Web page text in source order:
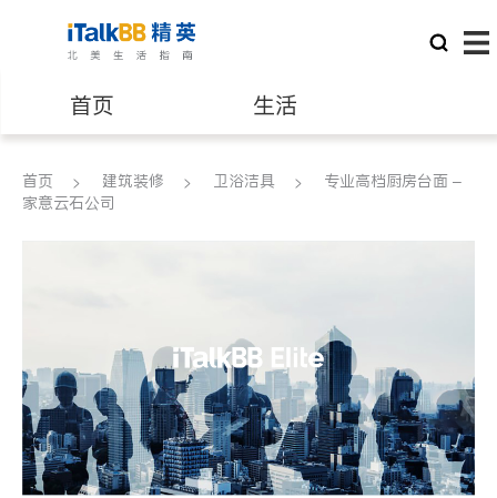
首页 生活
医生 律师
建筑装修
首页 建筑装修 卫浴洁具
专业高档厨房台面 –
家意云石公司